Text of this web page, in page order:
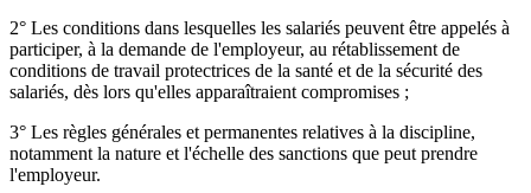
2° Les conditions dans lesquelles les salariés peuvent être appelés à
participer, à la demande de l'employeur, au rétablissement de
conditions de travail protectrices de la santé et de la sécurité des
salariés, dès lors qu'elles apparaîtraient compromises ;
3° Les règles générales et permanentes relatives à la discipline,
notamment la nature et l'échelle des sanctions que peut prendre
l'employeur.